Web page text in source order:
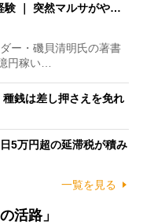
験 ｜ 突然マルサがや…
ー・磯貝清明氏の著書
円稼い…
銭は差し押さえを免れ
5万円超の延滞税が積み
一覧を見る
活路」